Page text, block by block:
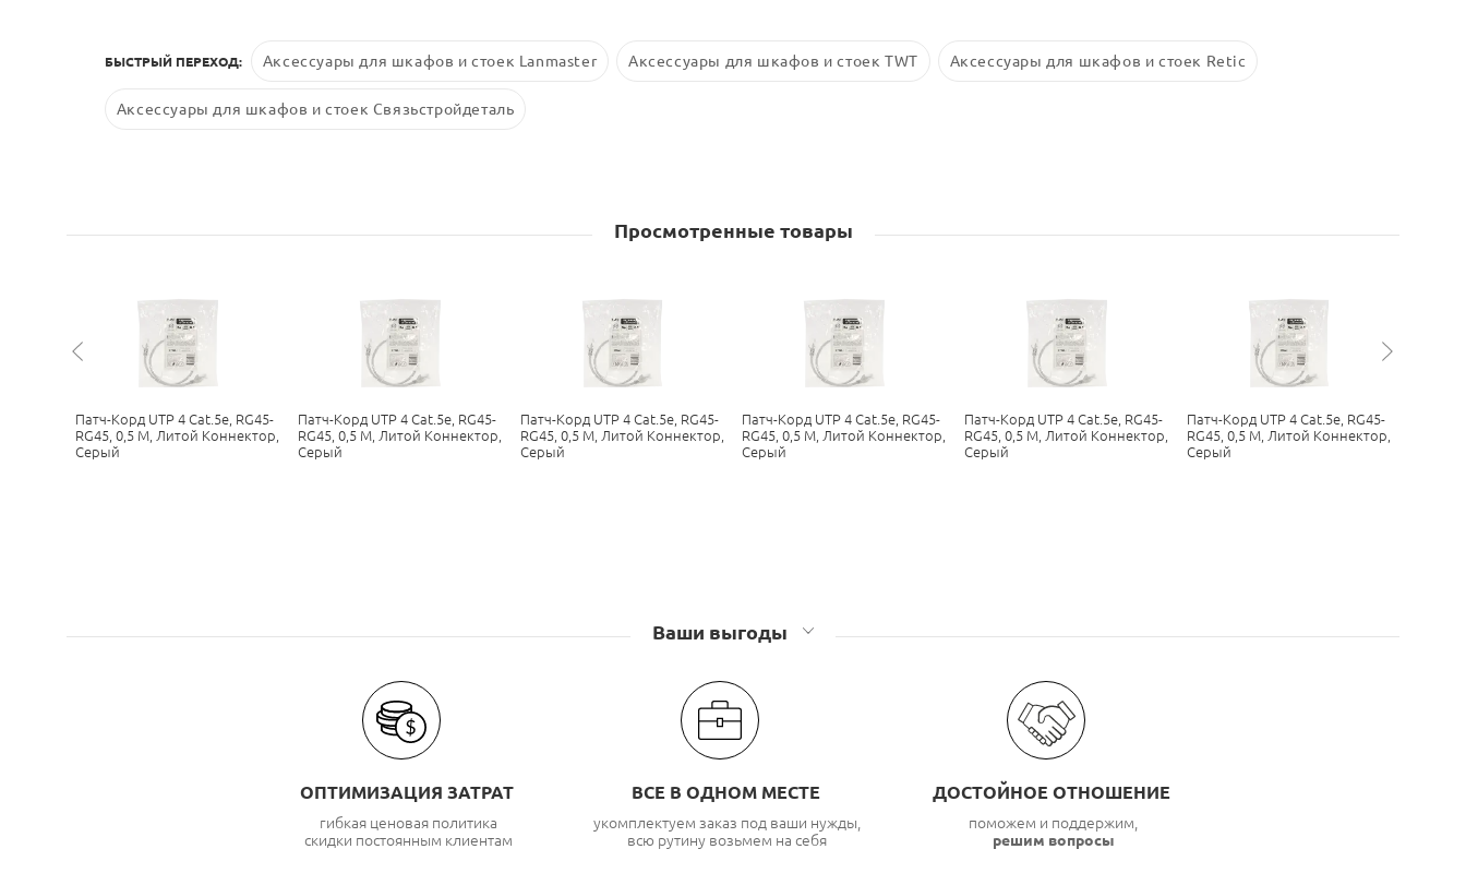
БЫСТРЫЙ ПЕРЕХОД: Аксессуары для шкафов и стоек Lanmaster Аксессуары для шкафов и стоек TWT Аксессуары для шкафов и стоек Retic
Аксессуары для шкафов и стоек Связьстройдеталь
Просмотренные товары
Патч-Корд UTP 4 Cat.5е, RG45-
RG45, 0,5 М, Литой Коннектор,
Серый
Патч-Корд UTP 4 Cat.5е, RG45-
RG45, 0,5 М, Литой Коннектор,
Серый
Патч-Корд UTP 4 Cat.5е, RG45-
RG45, 0,5 М, Литой Коннектор,
Серый
Патч-Корд UTP 4 Cat.5е, RG45-
RG45, 0,5 М, Литой Коннектор,
Серый
Патч-Корд UTP 4 Cat.5е, RG45-
RG45, 0,5 М, Литой Коннектор,
Серый
Патч-Корд UTP 4 Cat.5е, RG45-
RG45, 0,5 М, Литой Коннектор,
Серый
Ваши выгоды
ОПТИМИЗАЦИЯ ЗАТРАТ
гибкая ценовая политика
скидки постоянным клиентам
ВСЕ В ОДНОМ МЕСТЕ
укомплектуем заказ под ваши нужды,
всю рутину возьмем на себя
ДОСТОЙНОЕ ОТНОШЕНИЕ
поможем и поддержим,
решим вопросы